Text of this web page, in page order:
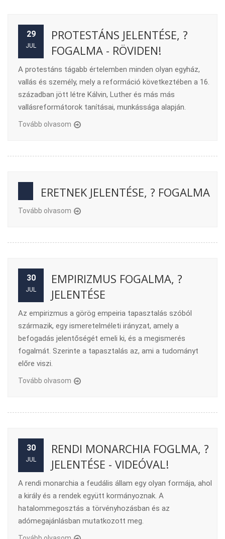
29
JUL
PROTESTÁNS JELENTÉSE, ?
FOGALMA - RÖVIDEN!
A protestáns tágabb értelemben minden olyan egyház,
vallás és személy, mely a reformáció következtében a 16.
században jött létre Kálvin, Luther és más más
vallásreformátorok tanításai, munkássága alapján.
Tovább olvasom
ERETNEK JELENTÉSE, ? FOGALMA
Tovább olvasom
30
JUL
EMPIRIZMUS FOGALMA, ?
JELENTÉSE
Az empirizmus a görög empeiria tapasztalás szóból
származik, egy ismeretelméleti irányzat, amely a
befogadás jelentőségét emeli ki, és a megismerés
fogalmát. Szerinte a tapasztalás az, ami a tudományt
előre viszi.
Tovább olvasom
30
JUL
RENDI MONARCHIA FOGLMA, ?
JELENTÉSE - VIDEÓVAL!
A rendi monarchia a feudális állam egy olyan formája, ahol
a király és a rendek együtt kormányoznak. A
hatalommegosztás a törvényhozásban és az
adómegajánlásban mutatkozott meg.